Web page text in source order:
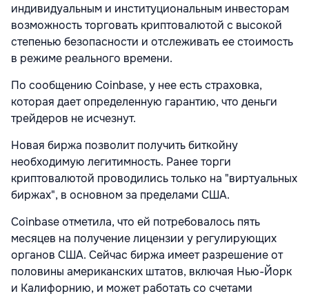
индивидуальным и институциональным инвесторам
возможность торговать криптовалютой с высокой
степенью безопасности и отслеживать ее стоимость
в режиме реального времени.
По сообщению Coinbase, у нее есть страховка,
которая дает определенную гарантию, что деньги
трейдеров не исчезнут.
Новая биржа позволит получить биткойну
необходимую легитимность. Ранее торги
криптовалютой проводились только на "виртуальных
биржах", в основном за пределами США.
Coinbase отметила, что ей потребовалось пять
месяцев на получение лицензии у регулирующих
органов США. Сейчас биржа имеет разрешение от
половины американских штатов, включая Нью-Йорк
и Калифорнию, и может работать со счетами